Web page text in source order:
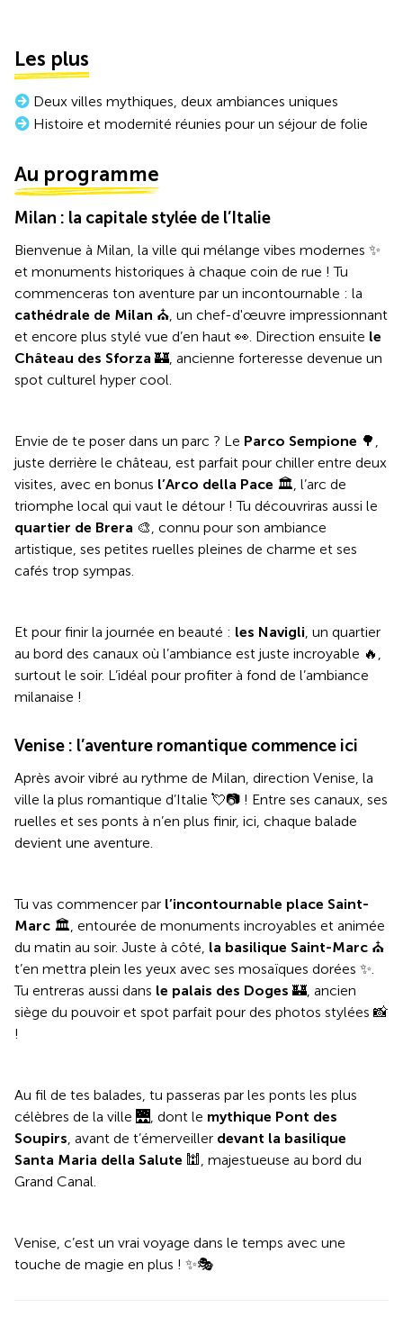
Les plus
Deux villes mythiques, deux ambiances uniques
Histoire et modernité réunies pour un séjour de folie
Au programme
Milan : la capitale stylée de l’Italie
Bienvenue à Milan, la ville qui mélange vibes modernes ✨
et monuments historiques à chaque coin de rue ! Tu
commenceras ton aventure par un incontournable : la
cathédrale de Milan ⛪️, un chef-d'œuvre impressionnant
et encore plus stylé vue d’en haut 👀. Direction ensuite le
Château des Sforza 🏰, ancienne forteresse devenue un
spot culturel hyper cool.
Envie de te poser dans un parc ? Le Parco Sempione 🌳,
juste derrière le château, est parfait pour chiller entre deux
visites, avec en bonus l’Arco della Pace 🏛️, l’arc de
triomphe local qui vaut le détour ! Tu découvriras aussi le
quartier de Brera 🎨, connu pour son ambiance
artistique, ses petites ruelles pleines de charme et ses
cafés trop sympas.
Et pour finir la journée en beauté : les Navigli, un quartier
au bord des canaux où l’ambiance est juste incroyable 🔥,
surtout le soir. L’idéal pour profiter à fond de l’ambiance
milanaise !
Venise : l’aventure romantique commence ici
Après avoir vibré au rythme de Milan, direction Venise, la
ville la plus romantique d’Italie 💘📷 ! Entre ses canaux, ses
ruelles et ses ponts à n’en plus finir, ici, chaque balade
devient une aventure.
Tu vas commencer par l’incontournable place Saint-
Marc 🏛️, entourée de monuments incroyables et animée
du matin au soir. Juste à côté, la basilique Saint-Marc ⛪️
t’en mettra plein les yeux avec ses mosaïques dorées ✨.
Tu entreras aussi dans le palais des Doges 🏰, ancien
siège du pouvoir et spot parfait pour des photos stylées 📸
!
Au fil de tes balades, tu passeras par les ponts les plus
célèbres de la ville 🌉, dont le mythique Pont des
Soupirs, avant de t’émerveiller devant la basilique
Santa Maria della Salute 🕍, majestueuse au bord du
Grand Canal.
Venise, c’est un vrai voyage dans le temps avec une
touche de magie en plus ! ✨🎭